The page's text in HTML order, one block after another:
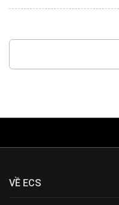
VỀ ECS